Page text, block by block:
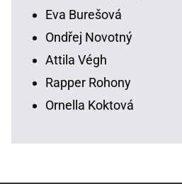
Eva Burešová
Ondřej Novotný
Attila Végh
Rapper Rohony
Ornella Koktová